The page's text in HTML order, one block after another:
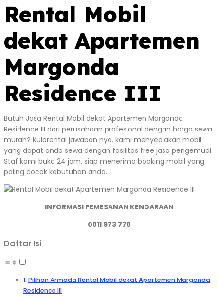
Rental Mobil
dekat Apartemen
Margonda
Residence III
Butuh Jasa Rental Mobil dekat Apartemen Margonda
Residence III dari perusahaan profesional dengan harga sewa
murah? Kulorental jawaban nya. kami menyediakan mobil
yang dapat anda sewa dengan fasilitas free jasa pengemudi.
Staf kami buka 24 jam, siap menerima booking mobil yang
paling cocok kebutuhan anda.
INFORMASI PEMESANAN KENDARAAN
0811 973 778
Daftar Isi
Pilihan Armada Rental Mobil dekat Apartemen Margonda
Residence III